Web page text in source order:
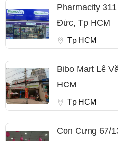
Pharmacity
Đức, Tp HCM
Tp HCM
Bibo Mart Lê
HCM
Tp HCM
Con Cưng 67/